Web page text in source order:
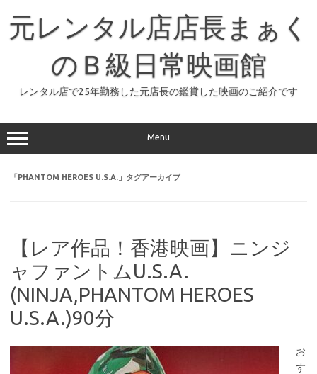
元レンタル店店長まぁく
のＢ級日常映画館
レンタル店で25年勤務した元店長の鑑賞した映画のご紹介です
Menu
「PHANTOM HEROES U.S.A. 」タグアーカイブ
【レア作品！香港映画】ニンジ
ャファントムU.S.A.
(NINJA,PHANTOM HEROES
U.S.A.)90分
お
す